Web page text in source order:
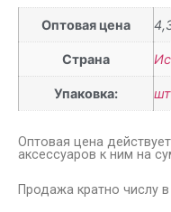
Оптовая цена
Страна
Упаковка: шт
Оптовая цена
аксессуаров к ним на
Продажа кратно числу в